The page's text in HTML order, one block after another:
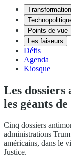
Points de vue
Les faiseurs
Défis
Agenda
Kiosque
Les
les géants
Cinq dossiers
administrations
américains, dans le
Justice.